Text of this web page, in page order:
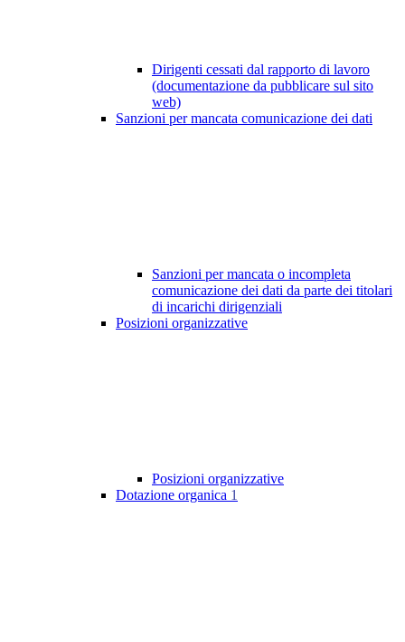
Dirigenti cessati dal rapporto di lavoro
(documentazione da pubblicare sul sito
web)
Sanzioni per mancata comunicazione dei dati
Sanzioni per mancata o incompleta
comunicazione dei dati da parte dei titolari
di incarichi dirigenziali
Posizioni organizzative
Posizioni organizzative
Dotazione organica 1